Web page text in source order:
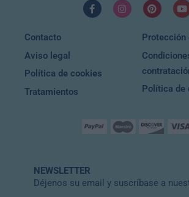
Contacto
Aviso legal
Política de cookies
Tratamientos
Protección
Política de
NEWSLETTER
Déjenos su email y suscríbase a